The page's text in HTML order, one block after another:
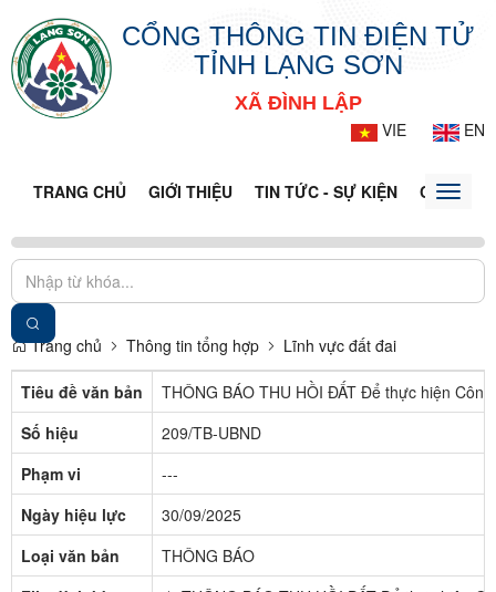
CỔNG THÔNG TIN ĐIỆN TỬ
TỈNH LẠNG SƠN
XÃ ĐÌNH LẬP
VIE
EN
TRANG CHỦ GIỚI THIỆU TIN TỨC - SỰ KIỆN CỔNGToggle
Trang chủ Thông tin tổng hợp Lĩnh vực đất đai
Tiêu đề văn bản
THÔNG BÁO THU HỒI ĐẤT Để thực hiện
Số hiệu
209/TB-UBND
Phạm vi
---
Ngày hiệu lực
30/09/2025
Loại văn bản
THÔNG BÁO